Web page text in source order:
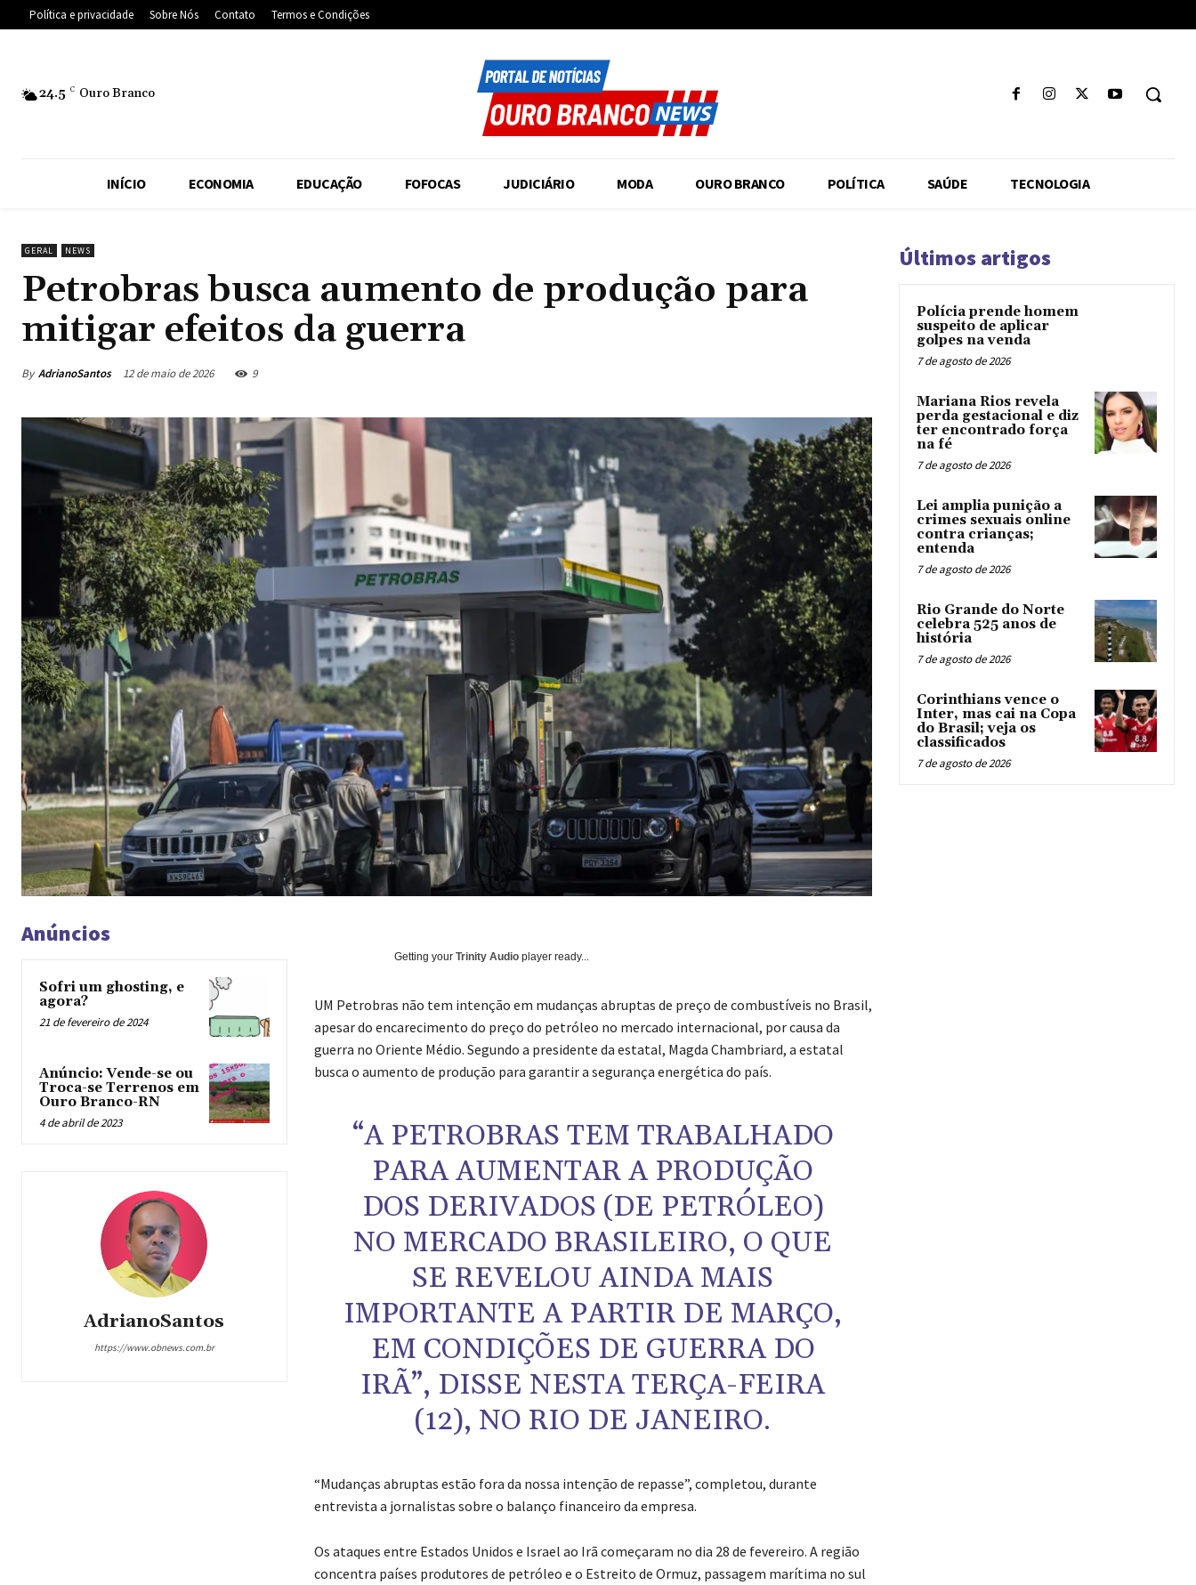
Política e privacidade Sobre Nós Contato Termos e Condições
24.5 C Ouro Branco
INÍCIO ECONOMIA EDUCAÇÃO FOFOCAS JUDICIÁRIO MODA OURO BRANCO POLÍTICA SAÚDE TECNOLOGIA
GERAL NEWS
Petrobras busca aumento de produção para
mitigar efeitos da guerra
By AdrianoSantos 12 de maio de 2026 9
Anúncios
Sofri um ghosting, e
agora?
21 de fevereiro de 2024
Anúncio: Vende-se ou
Troca-se Terrenos em
Ouro Branco-RN
4 de abril de 2023
AdrianoSantos
https://www.obnews.com.br
Getting your Trinity Audioplayer ready...
UM Petrobras não tem intenção em mudanças abruptas de preço de combustíveis no Brasil,
apesar do encarecimento do preço do petróleo no mercado internacional, por causa da
guerra no Oriente Médio. Segundo a presidente da estatal, Magda Chambriard, a estatal
busca o aumento de produção para garantir a segurança energética do país.
“A PETROBRAS TEM TRABALHADO
PARA AUMENTAR A PRODUÇÃO
DOS DERIVADOS (DE PETRÓLEO)
NO MERCADO BRASILEIRO, O QUE
SE REVELOU AINDA MAIS
IMPORTANTE A PARTIR DE MARÇO,
EM CONDIÇÕES DE GUERRA DO
IRÃ”, DISSE NESTA TERÇA-FEIRA
(12), NO RIO DE JANEIRO.
“Mudanças abruptas estão fora da nossa intenção de repasse”, completou, durante
entrevista a jornalistas sobre o balanço financeiro da empresa.
Os ataques entre Estados Unidos e Israel ao Irã começaram no dia 28 de fevereiro. A região
concentra países produtores de petróleo e o Estreito de Ormuz, passagem marítima no sul
Últimos artigos
Polícia prende homem
suspeito de aplicar
golpes na venda
7 de agosto de 2026
Mariana Rios revela
perda gestacional e diz
ter encontrado força
na fé
7 de agosto de 2026
Lei amplia punição a
crimes sexuais online
contra crianças;
entenda
7 de agosto de 2026
Rio Grande do Norte
celebra 525 anos de
história
7 de agosto de 2026
Corinthians vence o
Inter, mas cai na Copa
do Brasil; veja os
classificados
7 de agosto de 2026